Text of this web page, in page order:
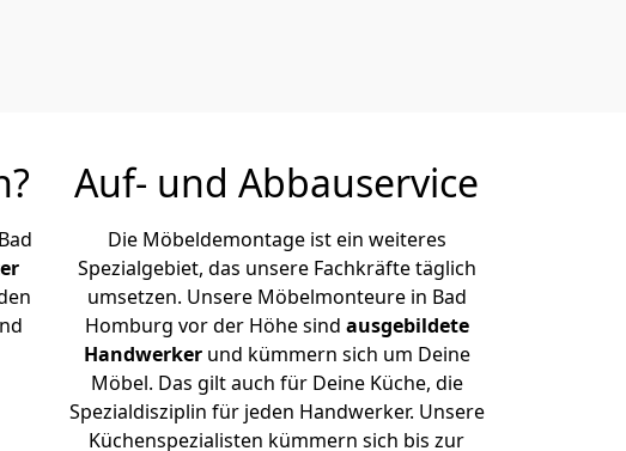
Auf- und Abbauservice
Die Möbeldemontage ist ein weiteres
Spezialgebiet, das unsere Fachkräfte täglich
umsetzen. Unsere Möbelmonteure in Bad
Homburg vor der Höhe sind ausgebildete
Handwerker und kümmern sich um Deine
Möbel. Das gilt auch für Deine Küche, die
Spezialdisziplin für jeden Handwerker. Unsere
Küchenspezialisten kümmern sich bis zur